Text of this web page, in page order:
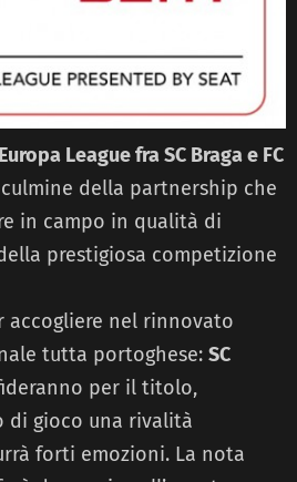
League fra SC Braga e FC
della partnership che
in campo in qualità di
prestigiosa competizione
accogliere nel rinnovato
tutta portoghese: SC
per il titolo,
di gioco una rivalità
forti emozioni. La nota